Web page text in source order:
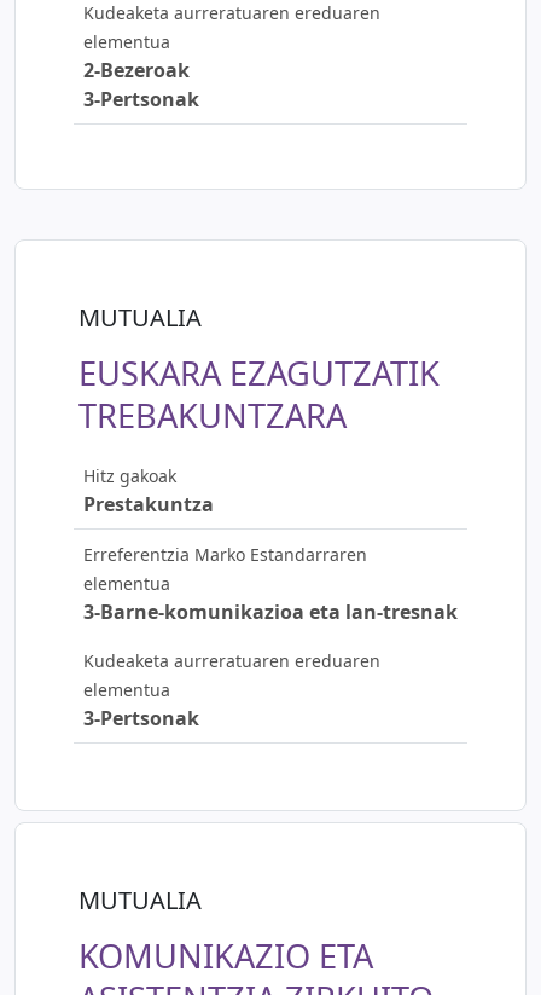
Kudeaketa aurreratuaren ereduaren
elementua
2-Bezeroak
3-Pertsonak
MUTUALIA
EUSKARA EZAGUTZATIK
TREBAKUNTZARA
Hitz gakoak
Prestakuntza
Erreferentzia Marko Estandarraren
elementua
3-Barne-komunikazioa eta lan-tresnak
Kudeaketa aurreratuaren ereduaren
elementua
3-Pertsonak
MUTUALIA
KOMUNIKAZIO ETA